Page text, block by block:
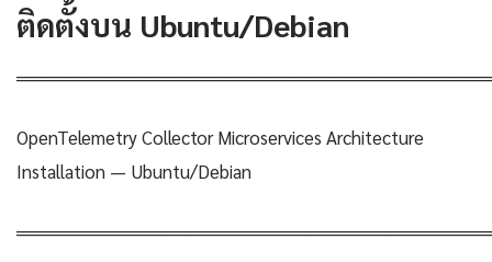
ติดตั้งบน Ubuntu/Debian
OpenTelemetry Collector Microservices Architecture
Installation — Ubuntu/Debian